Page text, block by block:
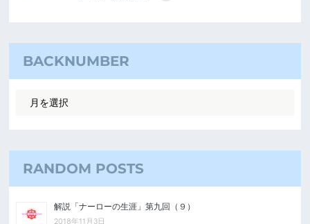
BACKNUMBER
RANDOM POSTS
解説「ナーローの生涯」第九回（９）
2018年11月3日